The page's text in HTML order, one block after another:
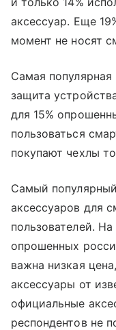
аксессуар. Еще
момент не носят
Самая
защита
для 15%
пользоваться
покупают чехлы
Самый
аксессуаров для
пользователей.
опрошенных
важна низкая
аксессуары от
официальные
респондентов не